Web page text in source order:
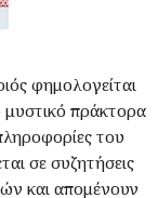
φημολογείται
πράκτορα
του
σε συζητήσεις
και απομένουν